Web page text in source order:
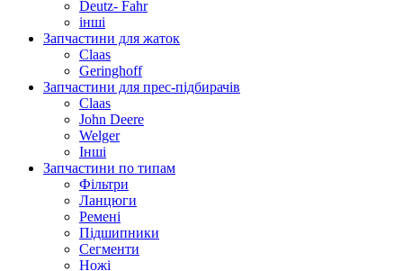
Deutz- Fahr
інші
Запчастини для жаток
Claas
Geringhoff
Запчастини для прес-підбирачів
Claas
John Deere
Welger
Інші
Запчастини по типам
Фільтри
Ланцюги
Ремені
Підшипники
Сегменти
Ножі